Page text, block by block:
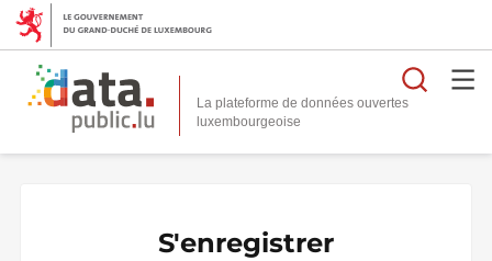
La plateforme de données ouvertes
S'enregistrer